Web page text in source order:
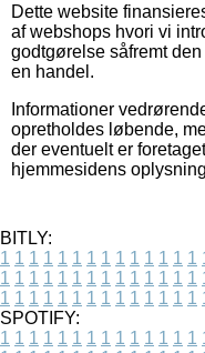
Dette website
af webshops hvori vi
godtgørelse såfremt
en handel.
Informationer
opretholdes løbende,
der eventuelt er
hjemmesidens
BITLY:
1 1 1 1 1 1 1 1 1 1 1 1 1 1
1 1 1 1 1 1 1 1 1 1 1 1 1 1
1 1 1 1 1 1 1 1 1 1 1 1 1 1
SPOTIFY:
1 1 1 1 1 1 1 1 1 1 1 1 1 1